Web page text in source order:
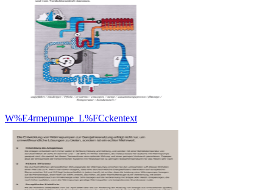
W%E4rmepumpe_L%FCckentext